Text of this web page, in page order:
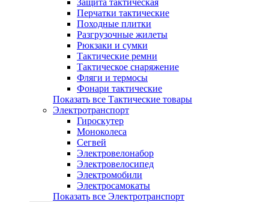
Защита тактическая
Перчатки тактические
Походные плитки
Разгрузочные жилеты
Рюкзаки и сумки
Тактические ремни
Тактическое снаряжение
Фляги и термосы
Фонари тактические
Показать все Тактические товары
Электротранспорт
Гироскутер
Моноколеса
Сегвей
Электровелонабор
Электровелосипед
Электромобили
Электросамокаты
Показать все Электротранспорт